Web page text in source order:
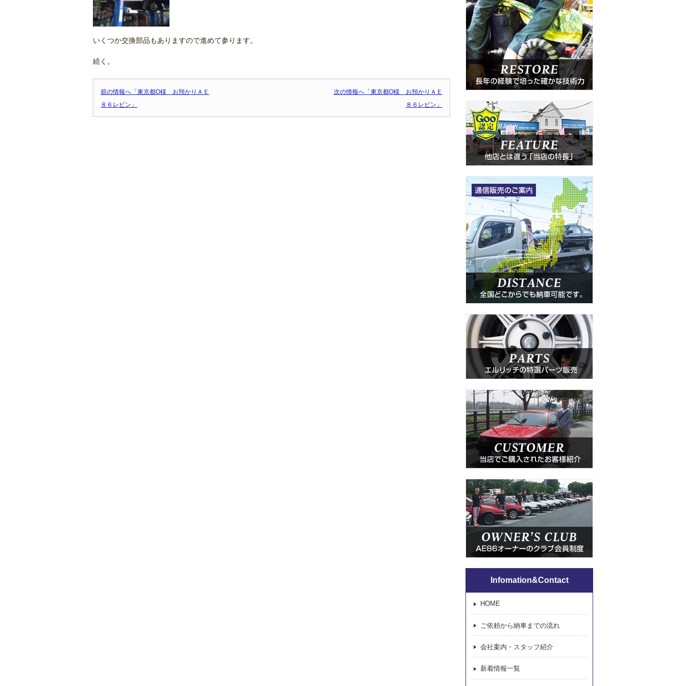
いくつか交換部品もありますので進めて参ります。
続く。
前の情報へ「東京都O様 お預かりＡＥ
８６レビン」
次の情報へ「東京都O様 お預かりＡＥ
８６レビン」
Infomation&Contact
HOME
ご依頼から納車までの流れ
会社案内・スタッフ紹介
新着情報一覧